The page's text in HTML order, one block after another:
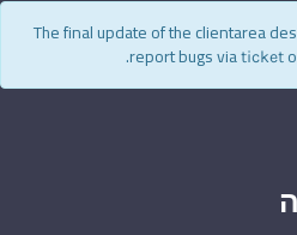
The final update of the clientarea
report bugs viaticket